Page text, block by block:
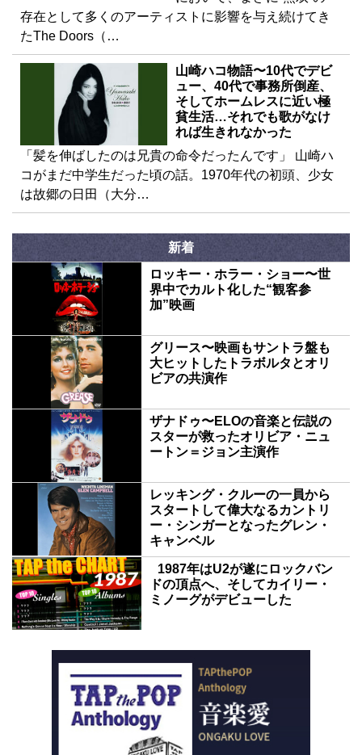
存在として多くのアーティストに影響を与え続けてき
たThe Doors（…
山崎ハコ物語〜10代でデビ
ュー、40代で事務所倒産、
そしてホームレスに近い極
貧生活…それでも歌がなけ
れば生きれなかった
「髪を伸ばしたのは兄貴の命令だったんです」 山崎ハ
コがまだ中学生だった頃の話。1970年代の初頭、少女
は故郷の日田（大分…
新着
ロッキー・ホラー・ショー〜世
界中でカルト化した“観客参
加”映画
グリース〜映画もサントラ盤も
大ヒットしたトラボルタとオリ
ビアの共演作
ザナドゥ〜ELOの音楽と伝説の
スターが救ったオリビア・ニュ
ートン＝ジョン主演作
レッキング・クルーの一員から
スタートして偉大なるカントリ
ー・シンガーとなったグレン・
キャンベル
1987年はU2が遂にロックバン
ドの頂点へ、そしてカイリー・
ミノーグがデビューした